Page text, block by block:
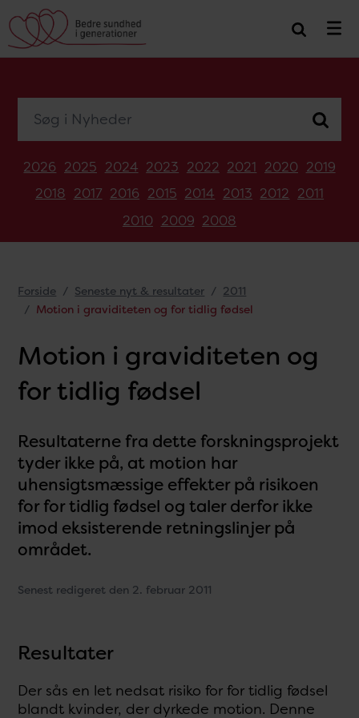
2026 2025 2024 2023 2022 2021 2020 2019
2018 2017 2016 2015 2014 2013 2012 2011
2010 2009 2008
Forside Seneste nyt & resultater
2011
Motion i graviditeten og for tidlig fødsel
Motion i graviditeten og
for tidlig fødsel
Resultaterne fra dette forskningsprojekt
tyder ikke på, at motion har
uhensigtsmæssige effekter på risikoen
for for tidlig fødsel og taler derfor ikke
imod eksisterende retningslinjer på
området.
Senest redigeret den 2. februar 2011
Resultater
Der sås en let nedsat risiko for for tidlig fødsel
blandt kvinder, der dyrkede motion. Denne